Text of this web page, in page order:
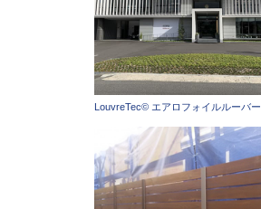
LouvreTec© エアロフォイルルーバー